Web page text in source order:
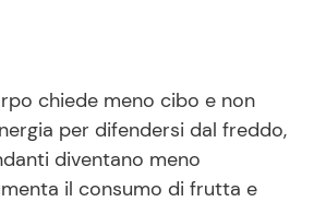
chiede meno cibo e non
per difendersi dal freddo,
diventano meno
il consumo di frutta e